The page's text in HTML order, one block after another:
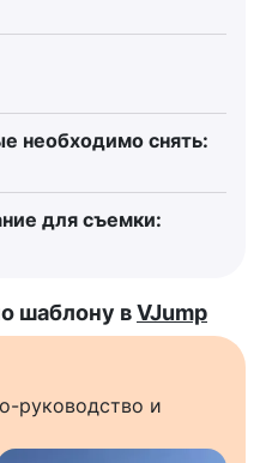
необходимо снять:
для съемки:
шаблону вVJump
руководство и